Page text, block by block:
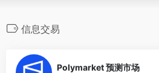
信息交易
Polymarket 预测市场